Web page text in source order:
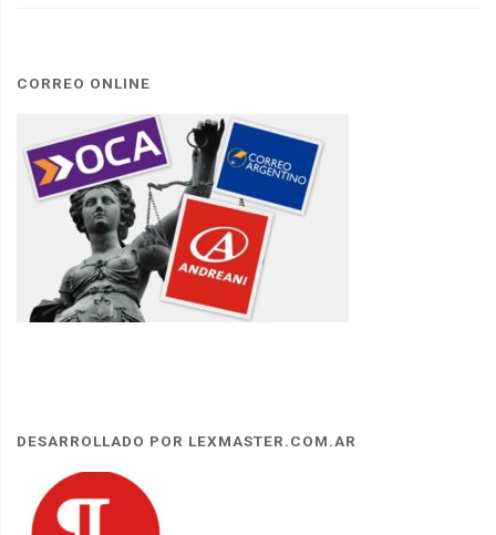
CORREO ONLINE
DESARROLLADO POR LEXMASTER.COM.AR